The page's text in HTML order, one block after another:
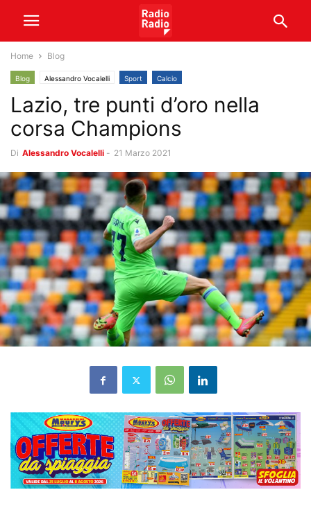
Home Blog
Blog Alessandro Vocalelli Sport Calcio
Lazio, tre punti d’oro nella
corsa Champions
Di Alessandro Vocalelli - 21 Marzo 2021